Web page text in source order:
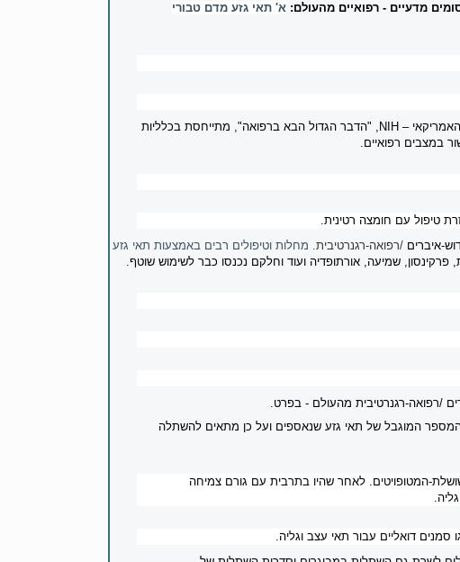
מדעיים - רפואיים מהעולם: א' תאי גזע מדם טבורי
–
NIH , "הדבר הגדול הבא ברפואה", מתייחסת בכלליות
במצבים רפואיים.
טיפול עם חומצה רטינית.
איברים /רפואה-רגנרטיבית. מחלות וטיפולים רבים באמצעות תאי גזע
פרקינסון, שמיעה, אורתופדיה ועוד וחלקם נכנסו כבר לשימוש שוטף.
/רפואה-רגנרטיבית מהעולם - בפרט.
המוגבל של תאי גזע שנאספים ועל כן מתאים להשתלה
המטופויטים. לאחר שהיו בתרבית עם גורם צמיחה
סמנים דואליים עבור תאי עצב וגליה.